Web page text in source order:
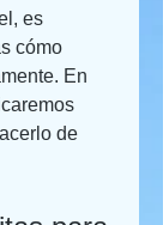
es
cómo
En
de